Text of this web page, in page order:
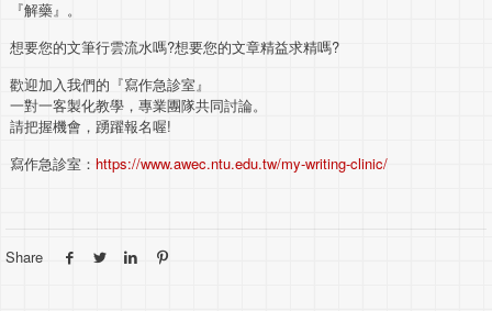
『解藥』。
想要您的文筆行雲流水嗎?想要您的文章精益求精嗎?
歡迎加入我們的『寫作急診室』
一對一客製化教學，專業團隊共同討論。
請把握機會，踴躍報名喔!
寫作急診室：https://www.awec.ntu.edu.tw/my-writing-clinic/
Share